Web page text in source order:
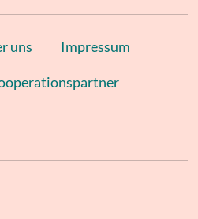
uns Impressum